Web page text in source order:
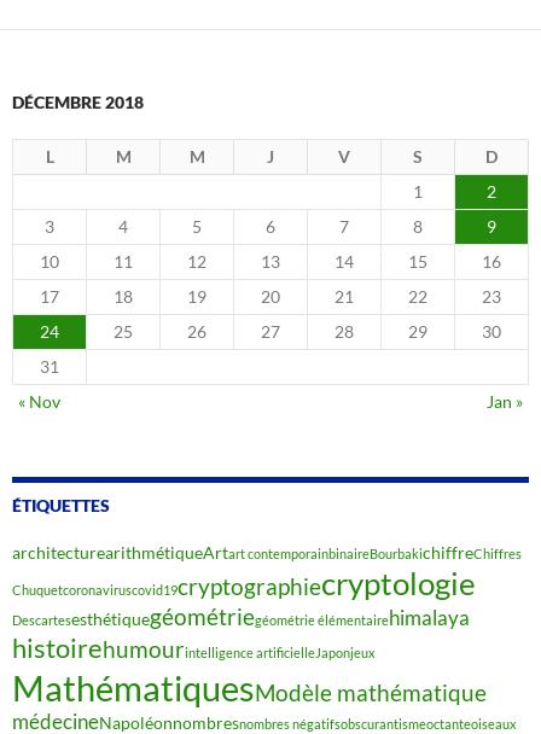
DÉCEMBRE 2018
L M M J V S
D
1
2
3
4 5 6 7 8
9
10
11 12 13 14 15
16
17
18 19 20 21 22
23
24
25 26 27 28 29
30
31
« Nov
Jan »
ÉTIQUETTES
architecturearithmétiqueArtart contemporainbinaireBourbakichiffreChiffres
Chuquetcoronaviruscovid19cryptographiecryptologie
Descartesesthétiquegéométriegéométrie élémentairehimalaya
histoirehumourintelligence artificielleJaponjeux
MathématiquesModèle mathématique
médecineNapoléonnombresnombres négatifsobscurantismeoctanteoiseaux